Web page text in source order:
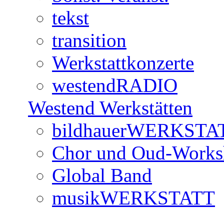
tekst
transition
Werkstattkonzerte
westendRADIO
Westend Werkstätten
Chor und Oud-
Global Band
musikWERKSTATT